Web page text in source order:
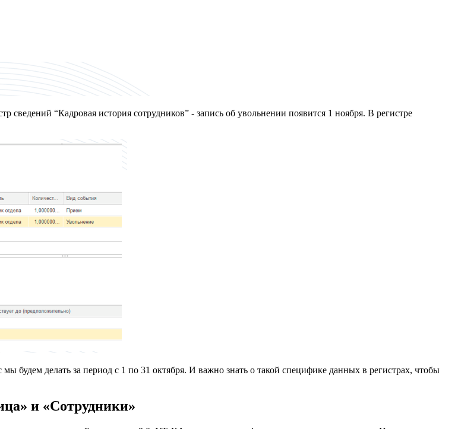
“Кадровая история сотрудников” - запись об увольнении появится 1 ноября. В регистре
будем делать за период с 1 по 31 октября. И важно знать о такой специфике данных в регистрах, чтобы
и «Сотрудники»